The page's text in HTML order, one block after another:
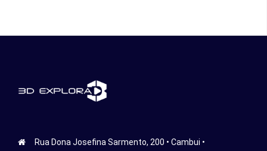
Rua Dona Josefina Sarmento, 200 • Cambui •